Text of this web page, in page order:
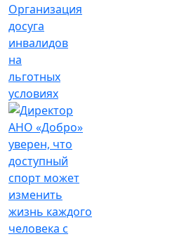
Организация
досуга
инвалидов
на
льготных
условиях